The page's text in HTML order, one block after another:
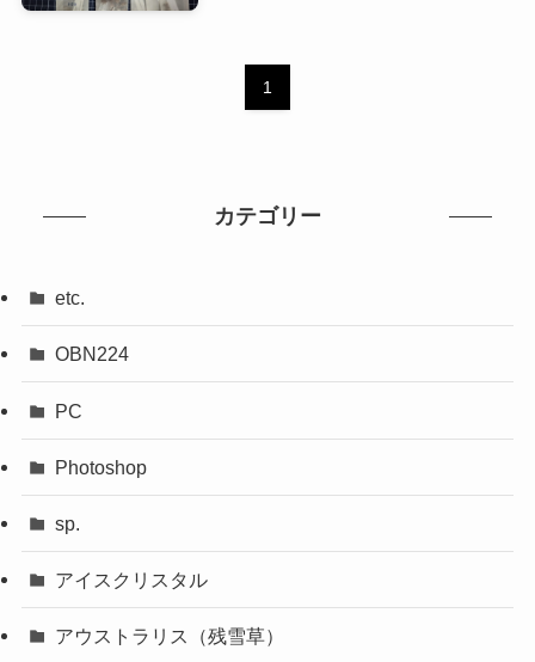
1
カテゴリー
etc.
OBN224
PC
Photoshop
sp.
アイスクリスタル
アウストラリス（残雪草）